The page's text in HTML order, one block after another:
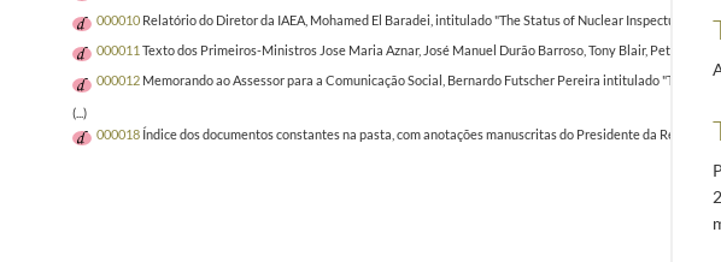
000010 Relatório do Diretor da IAEA, Mohamed El Baradei, intitulado "The Status of Nuclear Inspectuons in
000011 Texto dos Primeiros-Ministros Jose Maria Aznar, José Manuel Durão Barroso, Tony Blair, Peter
000012 Memorando ao Assessor para a Comunicação Social, Bernardo Futscher Pereira intitulado
(...)
000018 Índice dos documentos constantes na pasta, com anotações manuscritas do Presidente da